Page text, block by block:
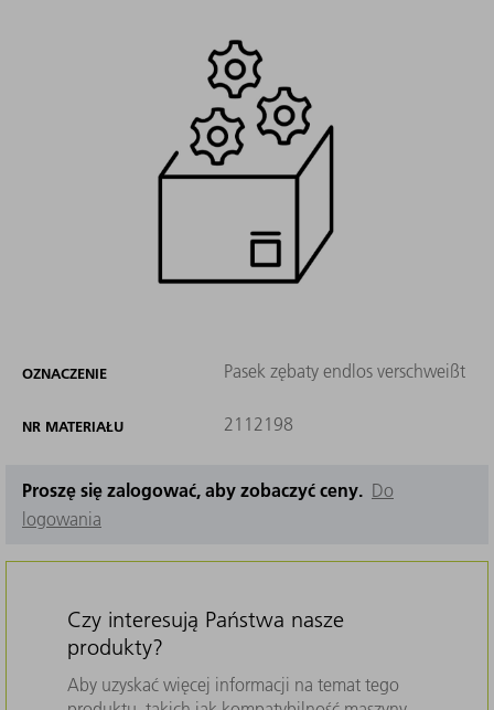
OZNACZENIE Pasek zębaty endlos verschweißt
NR MATERIAŁU 2112198
Proszę się zalogować, aby zobaczyć ceny. Do
logowania
Czy interesują Państwa nasze
produkty?
Aby uzyskać więcej informacji na temat tego